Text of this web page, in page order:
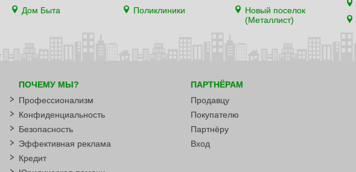
Дом Быта
Поликлиники
Новый поселок
(Металлист)
ПОЧЕМУ МЫ?
Профессионализм
Конфиденциальность
Безопасность
Эффективная реклама
Кредит
ПАРТНЁРАМ
Продавцу
Покупателю
Партнёру
Вход